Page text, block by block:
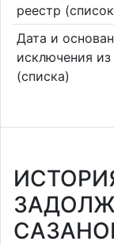
реестр
Дата и
исключения из
(списка)